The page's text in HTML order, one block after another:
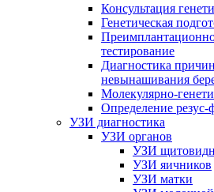
Консультация
Генетическая
тестирование
Диагностика
невынашивания
Молекулярно-
Определение резус-
УЗИ диагностика
УЗИ органов
УЗИ
УЗИ яичников
УЗИ матки